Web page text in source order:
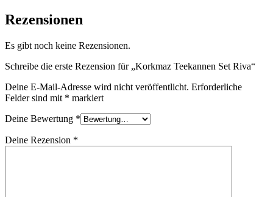
Rezensionen
Es gibt noch keine Rezensionen.
Schreibe die erste Rezension für „Korkmaz Teekannen Set Riva“
Deine E-Mail-Adresse wird nicht veröffentlicht. Erforderliche
Felder sind mit * markiert
Deine Bewertung *
Deine Rezension *